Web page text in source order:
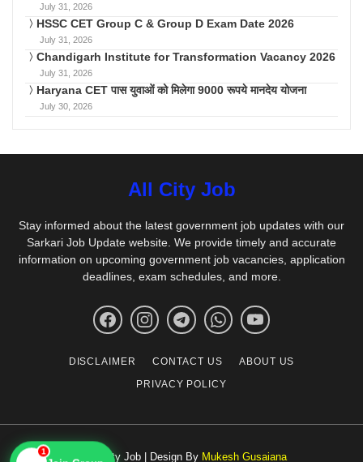
July 31, 2026
HSSC CET Group C & Group D Exam Date 2026
July 31, 2026
Chandigarh Institute for Transformation Vacancy 2026
July 31, 2026
Haryana CET पास युवाओं को मिलेगा 9000 रूपये मानदेय योजना
July 30, 2026
All City Job
Stay informed about the latest government job updates with our
Sarkari Job Update website. We provide timely and accurate
information on upcoming government job vacancies, application
deadlines, exam schedules, and more.
DISCLAIMER CONTACT US
ABOUT US
PRIVACY POLICY
© All City Job | Design By Mukesh Gusaiana
1